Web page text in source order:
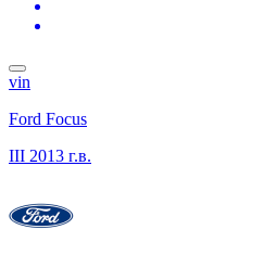
vin
Ford Focus
III 2013 г.в.